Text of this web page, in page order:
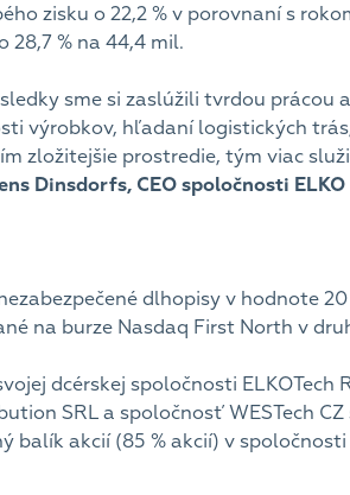
zisku o 22,2 % v porovnaní s
% na 44,4 mil.
sme si zaslúžili tvrdou prácou
výrobkov, hľadaní logistických
zložitejšie prostredie, tým viac
Dinsdorfs, CEO spoločnosti
dlhopisy v hodnote
na burze Nasdaq First North v
dcérskej spoločnosti ELKOTech
SRL a spoločnosť WESTech CZ
akcií (85 % akcií) v